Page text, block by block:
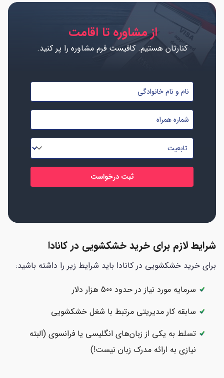
از مشاوره تا اقامت
کنارتان هستیم. کافیست فرم مشاوره را پر کنید.
نام
و
نام
خانوادگی
شماره
موبایل
تابعیت
*
شرایط لازم برای خرید خشکشویی در کانادا
برای خرید خشکشویی در کانادا باید شرایط زیر را داشته باشید:
سرمایه مورد نیاز در حدود 500 هزار دلار
سابقه کار مدیریتی مرتبط با شغل خشکشویی
تسلط به یکی از زبان‌های انگلیسی یا فرانسوی (البته
نیازی به ارائه مدرک زبان نیست!)